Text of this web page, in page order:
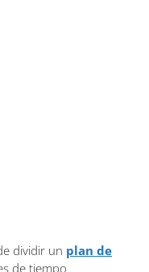
dividir un plan de
de tiempo